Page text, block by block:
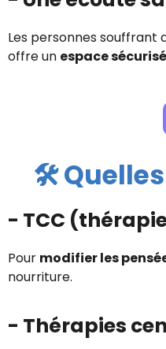
Les personnes souffrant
offre un espace sécurisé
🛠️
- TCC
Pour modifier les
nourriture.
- Thérapies